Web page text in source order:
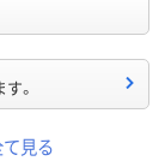
。
見る